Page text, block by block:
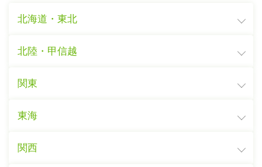
北海道・東北
北陸・甲信越
関東
東海
関西